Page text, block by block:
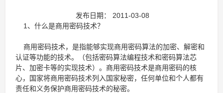
发布日期： 2011-03-08
1、什么是商用密码技术？
商用密码技术，是指能够实现商用密码算法的加密、解密和
认证等功能的技术。（包括密码算法编程技术和密码算法芯
片、加密卡等的实现技术）。商用密码技术是商用密码的核
心，国家将商用密码技术列入国家秘密，任何单位和个人都有
责任和义务保护商用密码技术的秘密。